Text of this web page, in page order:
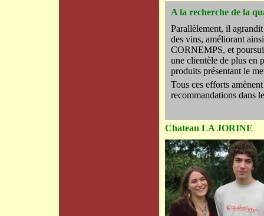
A la recherche de la
Parallèlement, il
des vins, améliorant
CORNEMPS, et
une clientèle de plus en
produits présentant le
Tous ces efforts
recommandations dans
Chateau LA JORINE